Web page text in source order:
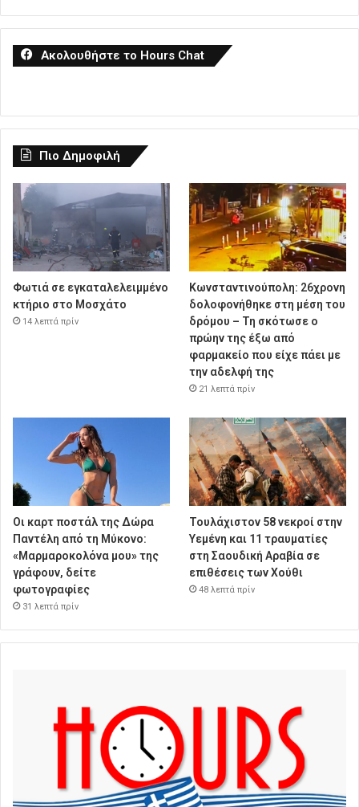
Ακολουθήστε το Hours Chat
Πιο Δημοφιλή
Φωτιά σε εγκαταλελειμμένο
κτήριο στο Μοσχάτο
14 λεπτά πρίν
Κωνσταντινούπολη: 26χρονη
δολοφονήθηκε στη μέση του
δρόμου – Τη σκότωσε ο
πρώην της έξω από
φαρμακείο που είχε πάει με
την αδελφή της
21 λεπτά πρίν
Οι καρτ ποστάλ της Δώρα
Παντέλη από τη Μύκονο:
«Μαρμαροκολόνα μου» της
γράφουν, δείτε
φωτογραφίες
31 λεπτά πρίν
Τουλάχιστον 58 νεκροί στην
Υεμένη και 11 τραυματίες
στη Σαουδική Αραβία σε
επιθέσεις των Χούθι
48 λεπτά πρίν